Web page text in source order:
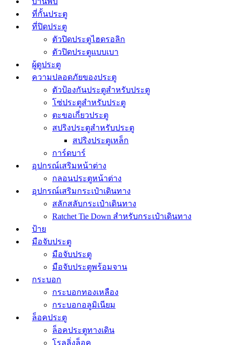
ที่กั้นประตู
ที่ปิดประตู
ตัวปิดประตูไฮดรอลิก
ตัวปิดประตูแบบเบา
ผู้ดูประตู
ความปลอดภัยของประตู
ตัวป้องกันประตูสำหรับประตู
โซ่ประตูสำหรับประตู
ตะขอเกี่ยวประตู
สปริงประตูสำหรับประตู
สปริงประตูเหล็ก
การ์ดบาร์
อุปกรณ์เสริมหน้าต่าง
กลอนประตูหน้าต่าง
อุปกรณ์เสริมกระเป๋าเดินทาง
สลักสลับกระเป๋าเดินทาง
Ratchet Tie Down สำหรับกระเป๋าเดินทาง
ป้าย
มือจับประตู
มือจับประตู
มือจับประตูพร้อมจาน
กระบอก
กระบอกทองเหลือง
กระบอกอลูมิเนียม
ล็อคประตู
ล็อคประตูทางเดิน
โรลลิ่งล็อค